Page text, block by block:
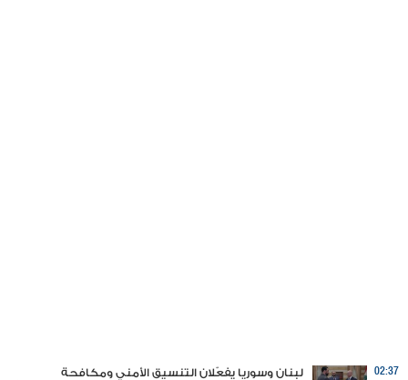
02:37
لبنان وسوريا يفعّلان التنسيق الأمني ومكافحة